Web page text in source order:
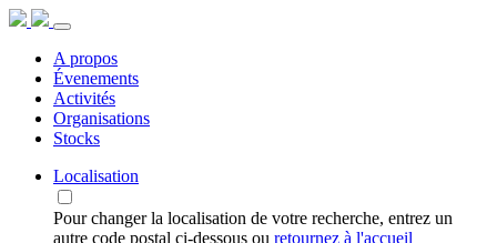
A propos
Évenements
Activités
Organisations
Stocks
Localisation
Pour changer la localisation de votre recherche, entrez un
autre code postal ci-dessous ou retournez à l'accueil